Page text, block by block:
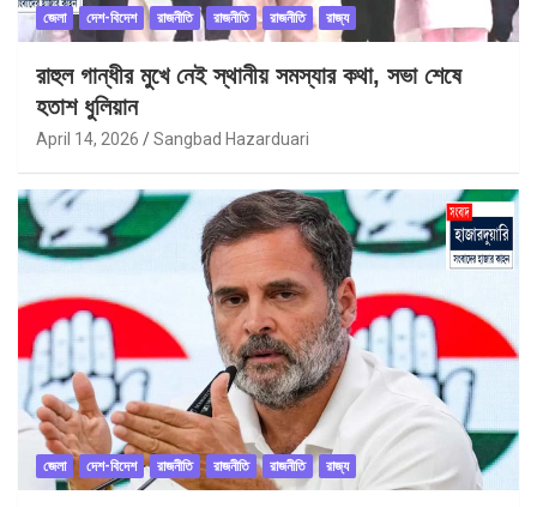
জেলা দেশ-বিদেশ রাজনীতি রাজনীতি রাজনীতি রাজ্য
রাহুল গান্ধীর মুখে নেই স্থানীয় সমস্যার কথা, সভা শেষে
হতাশ ধুলিয়ান
April 14, 2026 Sangbad Hazarduari
জেলা দেশ-বিদেশ রাজনীতি রাজনীতি রাজনীতি রাজ্য